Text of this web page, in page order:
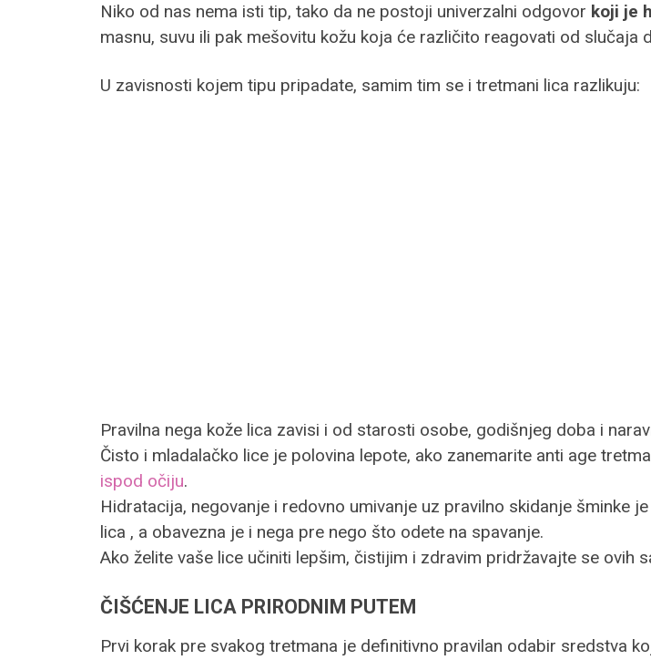
Niko od nas nema isti tip, tako da ne postoji univerzalni odgovor koji je
masnu, suvu ili pak mešovitu kožu koja će različito reagovati od slučaja
U zavisnosti kojem tipu pripadate, samim tim se i tretmani lica razlikuju:
Pravilna nega kože lica zavisi i od starosti osobe, godišnjeg doba i
Čisto i mladalačko lice je polovina lepote, ako zanemarite anti age
ispod očiju.
Hidratacija, negovanje i redovno umivanje uz pravilno skidanje šminke
lica , a obavezna je i nega pre nego što odete na spavanje.
Ako želite vaše lice učiniti lepšim, čistijim i zdravim pridržavajte se ovih
ČIŠĆENJE LICA PRIRODNIM PUTEM
Prvi korak pre svakog tretmana je definitivno pravilan odabir sredstva